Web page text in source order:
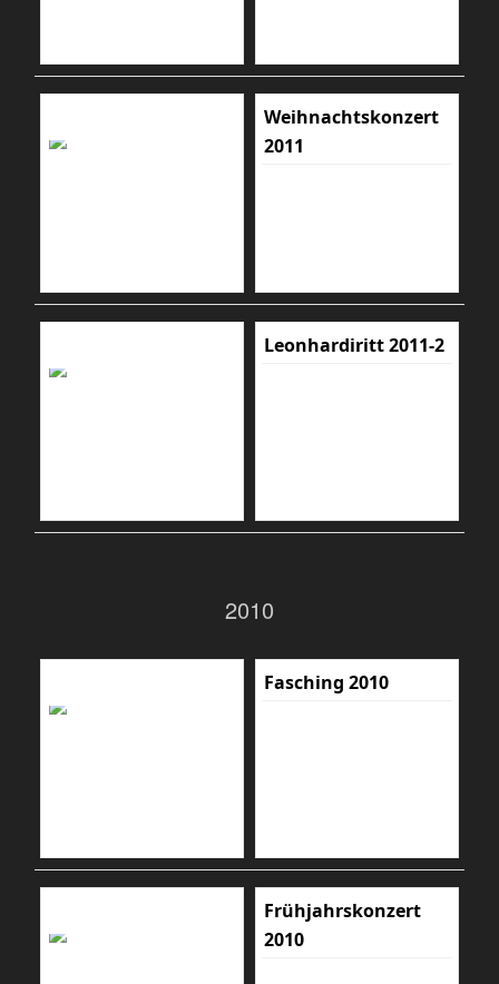
Weihnachtskonzert
2011
Leonhardiritt 2011-2
2010
Fasching 2010
Frühjahrskonzert
2010